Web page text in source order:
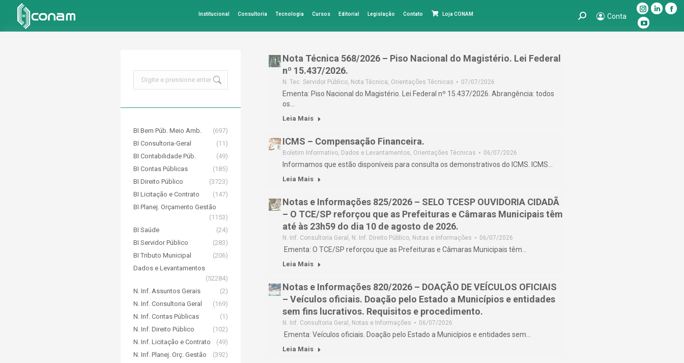
Institucional Consultoria Tecnologia Cursos Editorial Legislação Contato Loja CONAM Search: Conta
Instagram
page
Linkedin
YouTube
Nota Técnica 568/2026 – Piso Nacional do Magistério. Lei Federal
nº 15.437/2026.
N. Tec. Servidor Público, Nota Técnica, Orientações Técnicas 07/07/2026
Ementa: Piso Nacional do Magistério. Lei Federal nº 15.437/2026. Abrangência: todos
os…
Leia Mais
ICMS – Compensação Financeira.
Boletim Informativo, Dados e Levantamentos, Orientações Técnicas 06/07/2026
Informamos que estão disponíveis para consulta os demonstrativos do ICMS. ICMS…
Leia Mais
Notas e Informações 825/2026 – SELO TCESP OUVIDORIA CIDADÃ
– O TCE/SP reforçou que as Prefeituras e Câmaras Municipais têm
até às 23h59 do dia 10 de agosto de 2026.
N. Inf. Consultoria Geral , N. Inf. Direito Público, Notas e Informações 06/07/2026
Ementa: O TCE/SP reforçou que as Prefeituras e Câmaras Municipais têm…
Leia Mais
Notas e Informações 820/2026 – DOAÇÃO DE VEÍCULOS OFICIAIS
– Veículos oficiais. Doação pelo Estado a Municípios e entidades
sem fins lucrativos. Requisitos e procedimento.
N. Inf. Consultoria Geral , Notas e Informações 06/07/2026
Ementa: Veículos oficiais. Doação pelo Estado a Municípios e entidades sem…
Leia Mais
BI Bem Púb. Meio Amb.
(697)
BI Consultoria-Geral
(11)
BI Contabilidade Púb.
(49)
BI Contas Públicas
(185)
BI Direito Público
(3723)
BI Licitação e Contrato
(147)
BI Planej. Orçamento Gestão
(1153)
BI Saúde
(24)
BI Servidor Público
(283)
BI Tributo Municipal
(206)
Dados e Levantamentos
(52284)
N. Inf. Assuntos Gerais
(2)
N. Inf. Consultoria Geral
(169)
N. Inf. Contas Públicas
(1)
N. Inf. Direito Público
(102)
N. Inf. Licitação e Contrato
(49)
N. Inf. Planej. Orç. Gestão
(392)